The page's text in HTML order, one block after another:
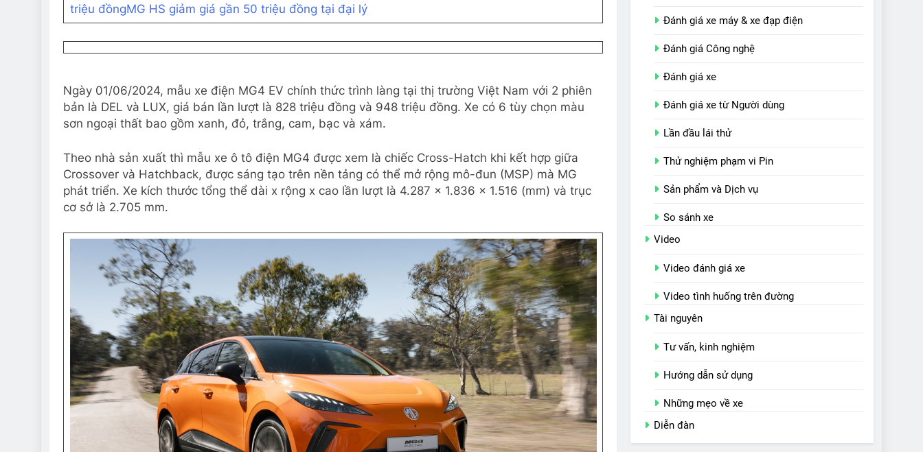
triệu đồngMG HS giảm giá gần 50 triệu đồng tại đại lý
Ngày 01/06/2024, mẫu xe điện MG4 EV chính thức trình làng tại thị trường Việt Nam với 2 phiên
bản là DEL và LUX, giá bán lần lượt là 828 triệu đồng và 948 triệu đồng. Xe có 6 tùy chọn màu
sơn ngoại thất bao gồm xanh, đỏ, trắng, cam, bạc và xám.
Theo nhà sản xuất thì mẫu xe ô tô điện MG4 được xem là chiếc Cross-Hatch khi kết hợp giữa
Crossover và Hatchback, được sáng tạo trên nền tảng có thể mở rộng mô-đun (MSP) mà MG
phát triển. Xe kích thước tổng thể dài x rộng x cao lần lượt là 4.287 x 1.836 x 1.516 (mm) và trục
cơ sở là 2.705 mm.
Đánh giá xe máy & xe đạp điện
Đánh giá Công nghệ
Đánh giá xe
Đánh giá xe từ Người dùng
Lần đầu lái thử
Thử nghiệm phạm vi Pin
Sản phẩm và Dịch vụ
So sánh xe
Video
Video đánh giá xe
Video tình huống trên đường
Tài nguyên
Tư vấn, kinh nghiệm
Hướng dẫn sử dụng
Những mẹo về xe
Diễn đàn